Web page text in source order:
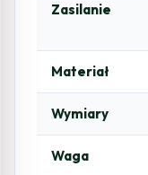
Zasilanie
Materiał
Wymiary
Waga